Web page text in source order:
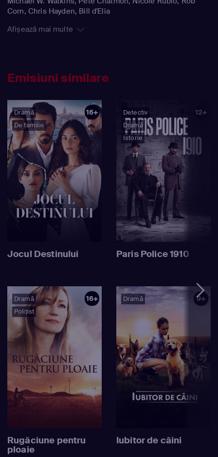
Corn, Chris Hayden, Bill d'Elia
Afișează mai multe
Emisiuni similare
Dramă
De familie
16+
Jocul Destinului
Detectiv
Dramă
Istorie
12+
Paris Police 1910
Dramă
Polițist
16+
Rugăciune pentru
ploaie
Dramă 9+
Iubitor de câini